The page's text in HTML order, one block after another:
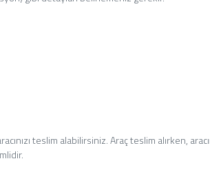
teslim alabilirsiniz. Araç teslim alırken,